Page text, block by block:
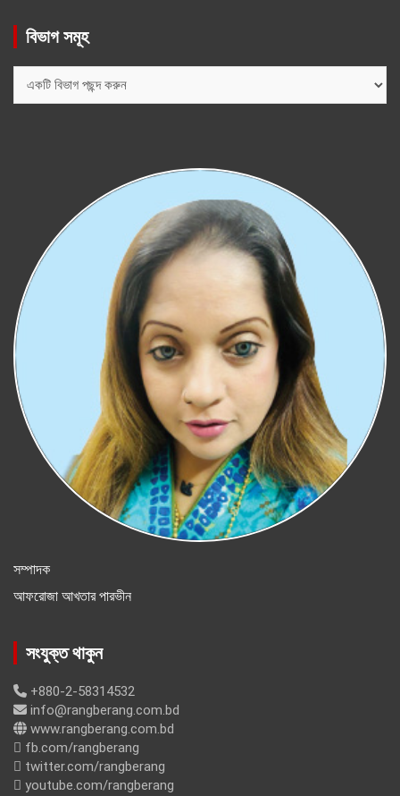
বিভাগ সমূহ
সমূহ
সম্পাদক
আফরোজা আখতার পারভীন
সংযুক্ত থাকুন
+880-2-58314532
info@rangberang.com.bd
www.rangberang.com.bd
fb.com/rangberang
twitter.com/rangberang
youtube.com/rangberang